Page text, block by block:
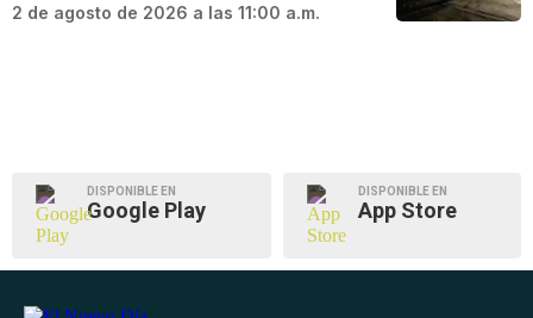
2 de agosto de 2026 a las 11:00 a.m.
DISPONIBLE EN
Google Play
DISPONIBLE EN
App Store